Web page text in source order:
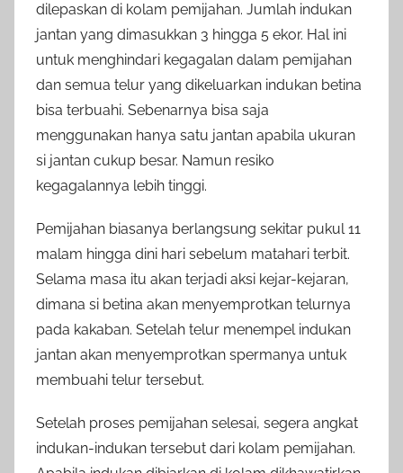
dilepaskan di kolam pemijahan. Jumlah indukan
jantan yang dimasukkan 3 hingga 5 ekor. Hal ini
untuk menghindari kegagalan dalam pemijahan
dan semua telur yang dikeluarkan indukan betina
bisa terbuahi. Sebenarnya bisa saja
menggunakan hanya satu jantan apabila ukuran
si jantan cukup besar. Namun resiko
kegagalannya lebih tinggi.
Pemijahan biasanya berlangsung sekitar pukul 11
malam hingga dini hari sebelum matahari terbit.
Selama masa itu akan terjadi aksi kejar-kejaran,
dimana si betina akan menyemprotkan telurnya
pada kakaban. Setelah telur menempel indukan
jantan akan menyemprotkan spermanya untuk
membuahi telur tersebut.
Setelah proses pemijahan selesai, segera angkat
indukan-indukan tersebut dari kolam pemijahan.